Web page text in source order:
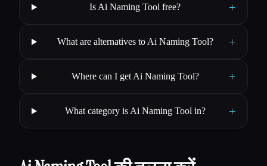
Is Ai Naming Tool free? +
What are alternatives to Ai Naming Tool? +
Where can I get Ai Naming Tool? +
What category is Ai Naming Tool in? +